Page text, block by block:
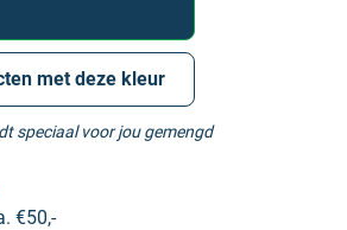
met deze kleur
speciaal voor jou gemengd
€50,-